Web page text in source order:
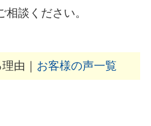
談ください。
由｜ お客様の声一覧